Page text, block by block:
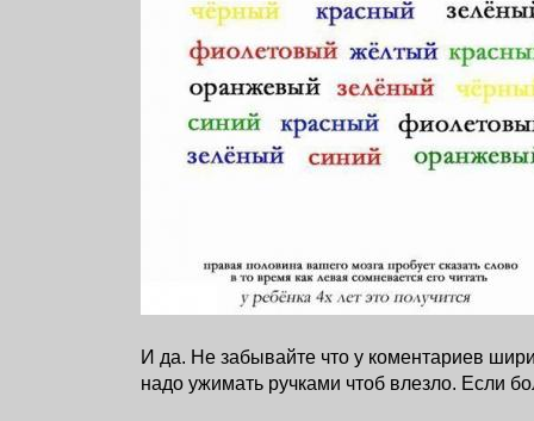
И да. Не забывайте что у коментариев
надо ужимать ручками чтоб влезло. Если